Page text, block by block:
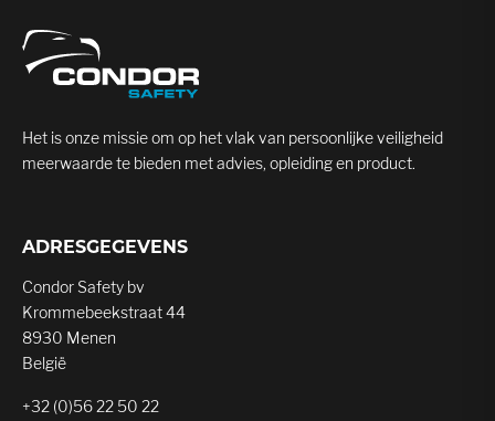
Het is onze missie om op het vlak van persoonlijke veiligheid
meerwaarde te bieden met advies, opleiding en product.
ADRESGEGEVENS
Condor Safety bv
Krommebeekstraat 44
8930 Menen
België
+32 (0)56 22 50 22